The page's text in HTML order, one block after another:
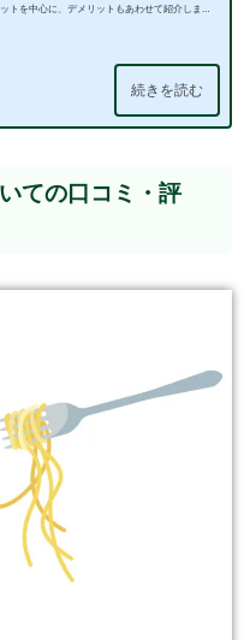
トを中心に、デメリットもあわせて紹介しま
続きを読む
ての口コミ・評